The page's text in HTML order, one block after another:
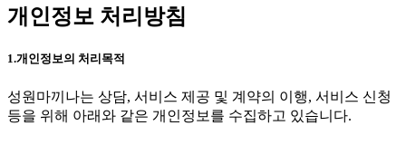
개인정보 처리방침
1.개인정보의 처리목적
성원마끼나는 상담, 서비스 제공 및 계약의 이행, 서비스 신청
등을 위해 아래와 같은 개인정보를 수집하고 있습니다.